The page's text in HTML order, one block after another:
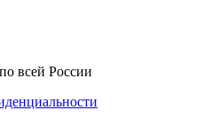
всей России